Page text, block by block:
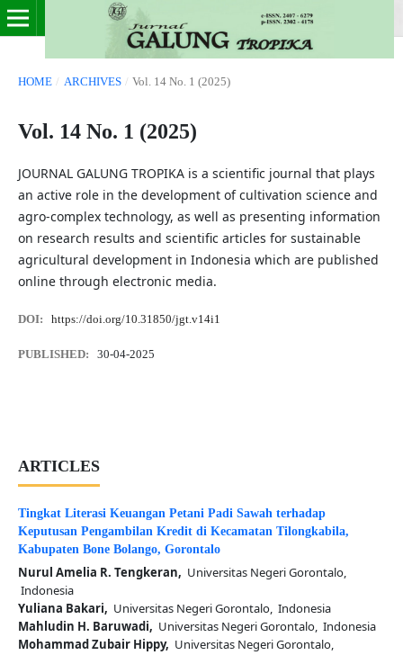
HOME / ARCHIVES / Vol. 14 No. 1 (2025)
Vol. 14 No. 1 (2025)
JOURNAL GALUNG TROPIKA is a scientific journal that plays
an active role in the development of cultivation science and
agro-complex technology, as well as presenting information
on research results and scientific articles for sustainable
agricultural development in Indonesia which are published
online through electronic media.
DOI: https://doi.org/10.31850/jgt.v14i1
PUBLISHED: 30-04-2025
ARTICLES
Tingkat Literasi Keuangan Petani Padi Sawah terhadap
Keputusan Pengambilan Kredit di Kecamatan Tilongkabila,
Kabupaten Bone Bolango, Gorontalo
Nurul Amelia R. Tengkeran, Universitas Negeri Gorontalo,
Indonesia
Yuliana Bakari, Universitas Negeri Gorontalo, Indonesia
Mahludin H. Baruwadi, Universitas Negeri Gorontalo, Indonesia
Mohammad Zubair Hippy, Universitas Negeri Gorontalo,